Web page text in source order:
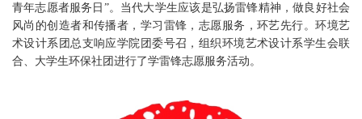
青年志愿者服务日”。当代大学生应该是弘扬雷锋精神，做良好社会
风尚的创造者和传播者，学习雷锋，志愿服务，环艺先行。环境艺
术设计系团总支响应学院团委号召，组织环境艺术设计系学生会联
合、大学生环保社团进行了学雷锋志愿服务活动。